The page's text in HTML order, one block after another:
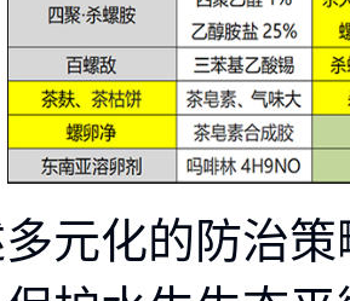
元化的防治